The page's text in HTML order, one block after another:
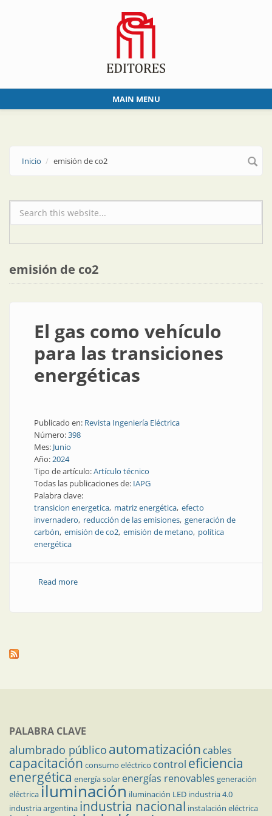
MAIN MENU
Inicio emisión de co2
Formulario de búsqueda
emisión de co2
El gas como vehículo
para las transiciones
energéticas
Publicado en: Revista Ingeniería Eléctrica
Número:398
Mes: Junio
Año:2024
Tipo de artículo:Artículo técnico
Todas las publicaciones de: IAPG
Palabra clave:
transicion energetica matriz energética efecto
invernadero reducción de las emisiones generación de
carbón emisión de co2 emisión de metano política
energética
Read moreabout El gas como vehículo para las transiciones
PALABRA CLAVE
alumbrado público automatización cables
capacitación consumo eléctrico control eficiencia
energética energía solar energías renovables generación
eléctricailuminación iluminación LED industria 4.0
industria argentina industria nacional instalación eléctrica